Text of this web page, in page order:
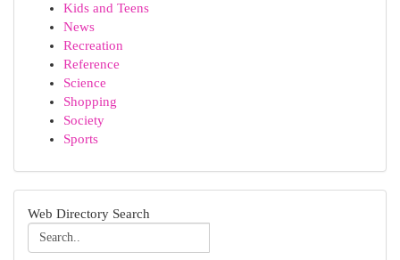
Kids and Teens
News
Recreation
Reference
Science
Shopping
Society
Sports
Web Directory Search